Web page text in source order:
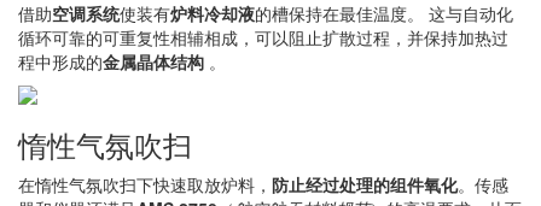
借助空调系统使装有炉料冷却液的槽保持在最佳温度。 这与自动化
循环可靠的可重复性相辅相成，可以阻止扩散过程，并保持加热过
程中形成的金属晶体结构 。
惰性气氛吹扫
在惰性气氛吹扫下快速取放炉料， 防止经过处理的组件氧化。传感